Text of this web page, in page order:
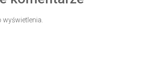
wyświetlenia.